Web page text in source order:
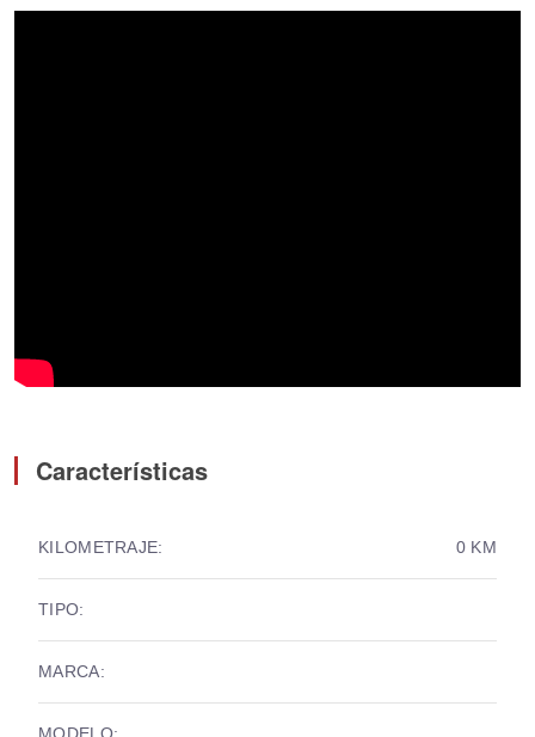
Características
KILOMETRAJE: 0 KM
TIPO:
MARCA: